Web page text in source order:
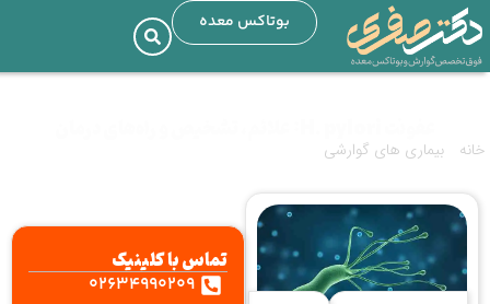
بوتاکس معده
خانه »بیماری های گوارشی
تماس با کلینیک
02634990209